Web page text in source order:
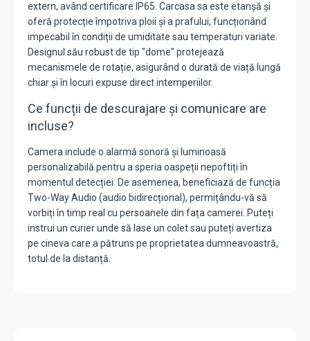
extern, având certificare IP65. Carcasa sa este etanșă și
oferă protecție împotriva ploii și a prafului, funcționând
impecabil în condiții de umiditate sau temperaturi variate.
Designul său robust de tip "dome" protejează
mecanismele de rotație, asigurând o durată de viață lungă
chiar și în locuri expuse direct intemperiilor.
Ce funcții de descurajare și comunicare are
incluse?
Camera include o alarmă sonoră și luminoasă
personalizabilă pentru a speria oaspeții nepoftiți în
momentul detecției. De asemenea, beneficiază de funcția
Two-Way Audio (audio bidirecțional), permițându-vă să
vorbiți în timp real cu persoanele din fața camerei. Puteți
instrui un curier unde să lase un colet sau puteți avertiza
pe cineva care a pătruns pe proprietatea dumneavoastră,
totul de la distanță.